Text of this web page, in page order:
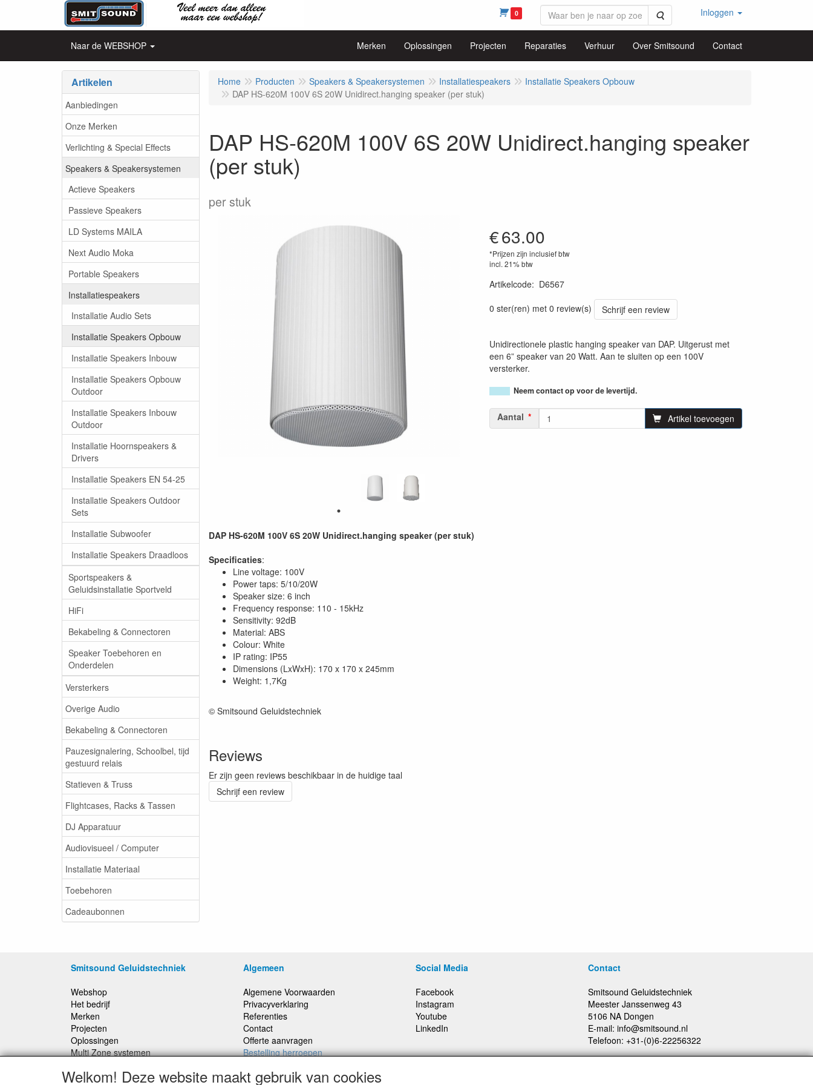
0 Zoeken Inloggen
Naar de WEBSHOP Merken Oplossingen Projecten Reparaties Verhuur Over Smitsound Contact
Artikelen
Aanbiedingen
Onze Merken
Verlichting & Special Effects
Speakers & Speakersystemen
Actieve Speakers
Passieve Speakers
LD Systems MAILA
Next Audio Moka
Portable Speakers
Installatiespeakers
Installatie Audio Sets
Installatie Speakers Opbouw
Installatie Speakers Inbouw
Installatie Speakers Opbouw
Outdoor
Installatie Speakers Inbouw
Outdoor
Installatie Hoornspeakers &
Drivers
Installatie Speakers EN 54-25
Installatie Speakers Outdoor
Sets
Installatie Subwoofer
Installatie Speakers Draadloos
Sportspeakers &
Geluidsinstallatie Sportveld
HiFi
Bekabeling & Connectoren
Speaker Toebehoren en
Onderdelen
Versterkers
Overige Audio
Bekabeling & Connectoren
Pauzesignalering, Schoolbel, tijd
gestuurd relais
Statieven & Truss
Flightcases, Racks & Tassen
DJ Apparatuur
Audiovisueel / Computer
Installatie Materiaal
Toebehoren
Cadeaubonnen
Home Producten Speakers & Speakersystemen Installatiespeakers
Installatie Speakers Opbouw
DAP HS-620M 100V 6S 20W Unidirect.hanging speaker (per stuk)
DAP HS-620M 100V 6S 20W Unidirect.hanging speaker
(per stuk)
per stuk
€63.00
*Prijzen zijn inclusief btw
incl. 21% btw
Artikelcode: D6567
0 ster(ren) met 0 review(s)
Schrijf een review
Unidirectionele plastic hanging speaker van DAP. Uitgerust met
een 6” speaker van 20 Watt. Aan te sluiten op een 100V
versterker.
Neem contact op voor de levertijd.
Aantal Artikel toevoegen
DAP HS-620M 100V 6S 20W Unidirect.hanging speaker (per stuk)
Specificaties:
Line voltage: 100V
Power taps: 5/10/20W
Speaker size: 6 inch
Frequency response: 110 - 15kHz
Sensitivity: 92dB
Material: ABS
Colour: White
IP rating: IP55
Dimensions (LxWxH): 170 x 170 x 245mm
Weight: 1,7Kg
© Smitsound Geluidstechniek
Reviews
Er zijn geen reviews beschikbaar in de huidige taal
Schrijf een review
Smitsound Geluidstechniek
Webshop
Het bedrijf
Merken
Projecten
Oplossingen
Multi Zone systemen
Onderhoud en Reparaties
Algemeen
Algemene Voorwaarden
Privacyverklaring
Referenties
Contact
Offerte aanvragen
Bestelling herroepen
Social Media
Facebook
Instagram
Youtube
LinkedIn
Contact
Smitsound Geluidstechniek
Meester Janssenweg 43
5106 NA Dongen
E-mail: info@smitsound.nl
Telefoon: +31-(0)6-22256322
Welkom! Deze website maakt gebruik van cookies